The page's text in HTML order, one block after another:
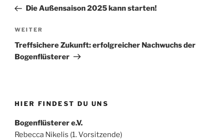
Beitrag
Die Außensaison 2025 kann starten!
Nächster
Beitrag
WEITER
Treffsichere Zukunft: erfolgreicher Nachwuchs der
Bogenflüsterer
HIER FINDEST DU UNS
Bogenflüsterer e.V.
Rebecca Nikelis (1. Vorsitzende)